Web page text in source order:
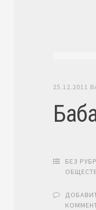
25.12.2011
БЕЗ